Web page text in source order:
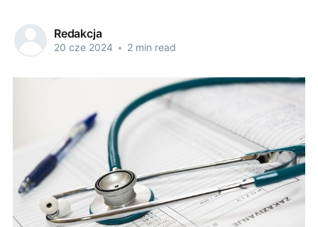
Redakcja
20 cze 2024 • 2 min read